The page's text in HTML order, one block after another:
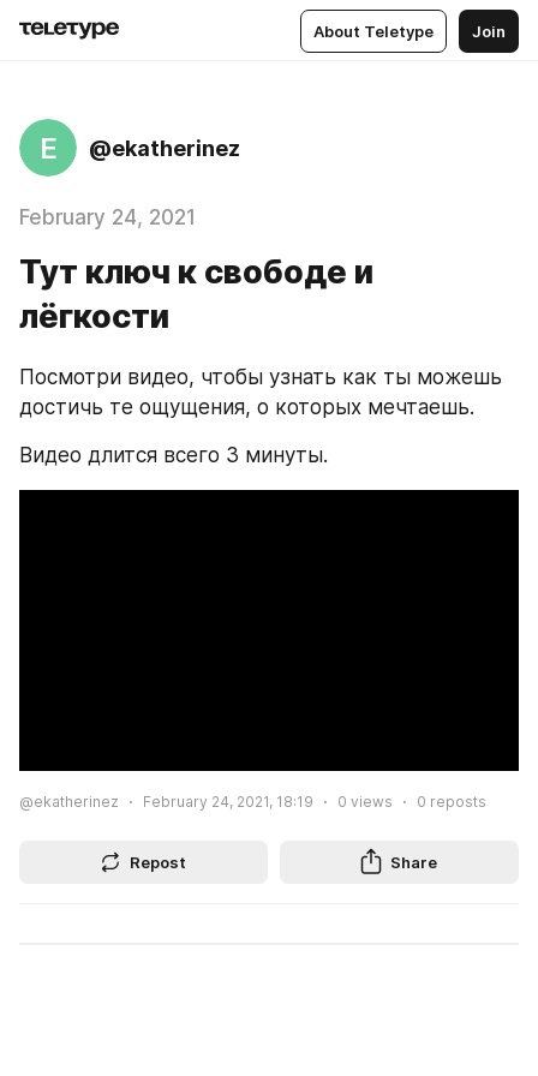
About Teletype Join
E @ekatherinez
February 24, 2021
Тут ключ к свободе и
лёгкости
Посмотри видео, чтобы узнать как ты можешь
достичь те ощущения, о которых мечтаешь.
Видео длится всего 3 минуты.
@ekatherinez February 24, 2021, 18:19 0 views 0 reposts
Repost Share